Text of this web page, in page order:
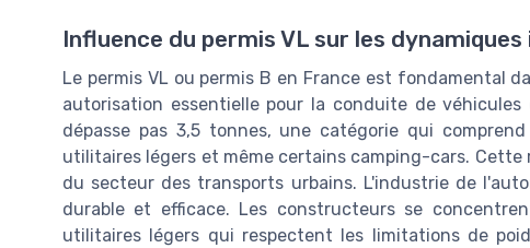
Influence du permis VL sur les
Le permis VL ou permis B en France est fondamental
autorisation essentielle pour la conduite de
dépasse pas 3,5 tonnes, une catégorie qui
utilitaires légers et même certains camping-cars.
du secteur des transports urbains. L'industrie de
durable et efficace. Les constructeurs se
utilitaires légers qui respectent les limitations de